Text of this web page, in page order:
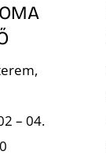
– 04.